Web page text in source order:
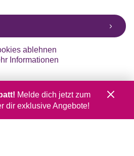
ablehnen
Informationen
Melde dich jetzt zum
dir exklusive Angebote!